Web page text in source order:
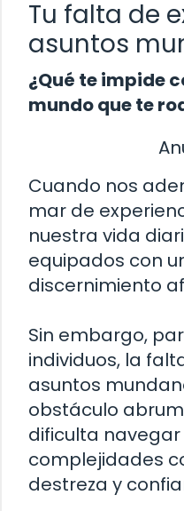
Tu falta de
asuntos
¿Qué te impide
mundo que te
Cuando nos
mar de
nuestra vida
equipados con
discernimiento
Sin embargo,
individuos, la
asuntos
obstáculo
dificulta
complejidades
destreza y